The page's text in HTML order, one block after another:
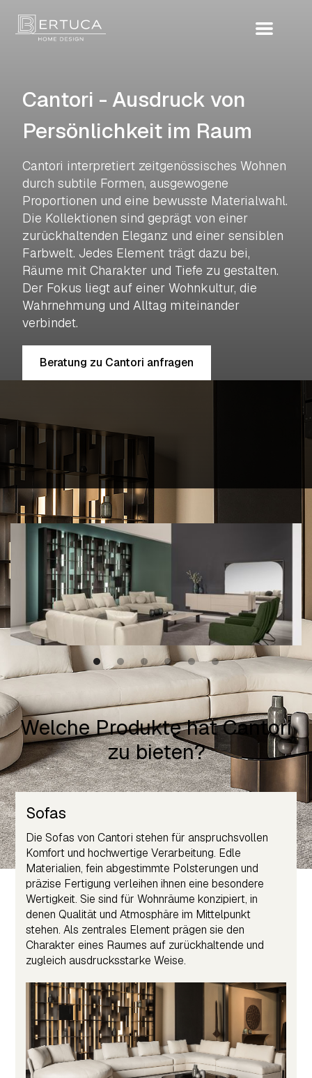
Cantori - Ausdruck von
Persönlichkeit im Raum
Cantori interpretiert zeitgenössisches Wohnen
durch subtile Formen, ausgewogene
Proportionen und eine bewusste Materialwahl.
Die Kollektionen sind geprägt von einer
zurückhaltenden Eleganz und einer sensiblen
Farbwelt. Jedes Element trägt dazu bei,
Räume mit Charakter und Tiefe zu gestalten.
Der Fokus liegt auf einer Wohnkultur, die
Wahrnehmung und Alltag miteinander
verbindet.
Beratung zu Cantori anfragen
Welche Produkte hat Cantori
zu bieten?
Sofas
Die Sofas von Cantori stehen für anspruchsvollen
Komfort und hochwertige Verarbeitung. Edle
Materialien, fein abgestimmte Polsterungen und
präzise Fertigung verleihen ihnen eine besondere
Wertigkeit. Sie sind für Wohnräume konzipiert, in
denen Qualität und Atmosphäre im Mittelpunkt
stehen. Als zentrales Element prägen sie den
Charakter eines Raumes auf zurückhaltende und
zugleich ausdrucksstarke Weise.